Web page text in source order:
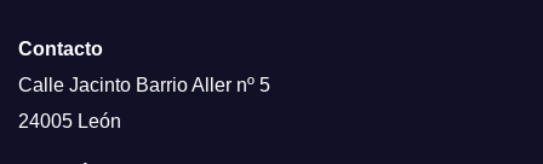
Contacto
Calle Jacinto Barrio Aller nº 5
24005 León